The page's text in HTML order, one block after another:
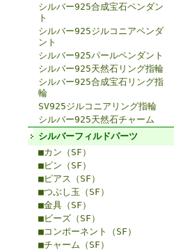
シルバー925合成宝石ペンダン
ト
シルバー925ジルコニアペンダ
ント
シルバー925パールペンダント
シルバー925天然石リング指輪
シルバー925合成宝石リング指
輪
SV925ジルコニアリング指輪
シルバー925天然石チャーム
シルバーフィルドパーツ
■カン（SF）
■ピン（SF）
■ピアス（SF）
■つぶし玉（SF）
■金具（SF）
■ビーズ（SF）
■コンポーネント（SF）
■チャーム（SF）